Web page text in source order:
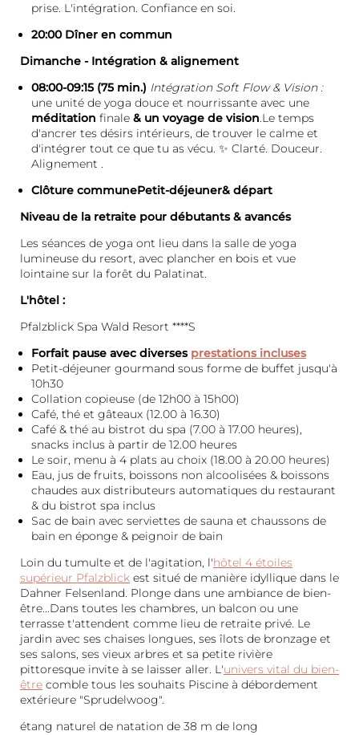
prise. L'intégration. Confiance en soi.
20:00 Dîner en commun
Dimanche - Intégration & alignement
08:00-09:15 (75 min.) Intégration Soft Flow & Vision :
une unité de yoga douce et nourrissante avec une
méditation finale & un voyage de vision.Le temps
d'ancrer tes désirs intérieurs, de trouver le calme et
d'intégrer tout ce que tu as vécu. ✨ Clarté. Douceur.
Alignement .
Clôture communePetit-déjeuner& départ
Niveau de la retraite pour débutants & avancés
Les séances de yoga ont lieu dans la salle de yoga
lumineuse du resort, avec plancher en bois et vue
lointaine sur la forêt du Palatinat.
L'hôtel :
Pfalzblick Spa Wald Resort ****S
Forfait pause avec diverses prestations incluses
Petit-déjeuner gourmand sous forme de buffet jusqu'à
10h30
Collation copieuse (de 12h00 à 15h00)
Café, thé et gâteaux (12.00 à 16.30)
Café & thé au bistrot du spa (7.00 à 17.00 heures),
snacks inclus à partir de 12.00 heures
Le soir, menu à 4 plats au choix (18.00 à 20.00 heures)
Eau, jus de fruits, boissons non alcoolisées & boissons
chaudes aux distributeurs automatiques du restaurant
& du bistrot spa inclus
Sac de bain avec serviettes de sauna et chaussons de
bain en éponge & peignoir de bain
Loin du tumulte et de l'agitation, l'hôtel 4 étoiles
supérieur Pfalzblick est situé de manière idyllique dans le
Dahner Felsenland. Plonge dans une ambiance de bien-
être...Dans toutes les chambres, un balcon ou une
terrasse t'attendent comme lieu de retraite privé. Le
jardin avec ses chaises longues, ses îlots de bronzage et
ses salons, ses vieux arbres et sa petite rivière
pittoresque invite à se laisser aller. L'univers vital du bien-
être comble tous les souhaits Piscine à débordement
extérieure "Sprudelwoog".
étang naturel de natation de 38 m de long